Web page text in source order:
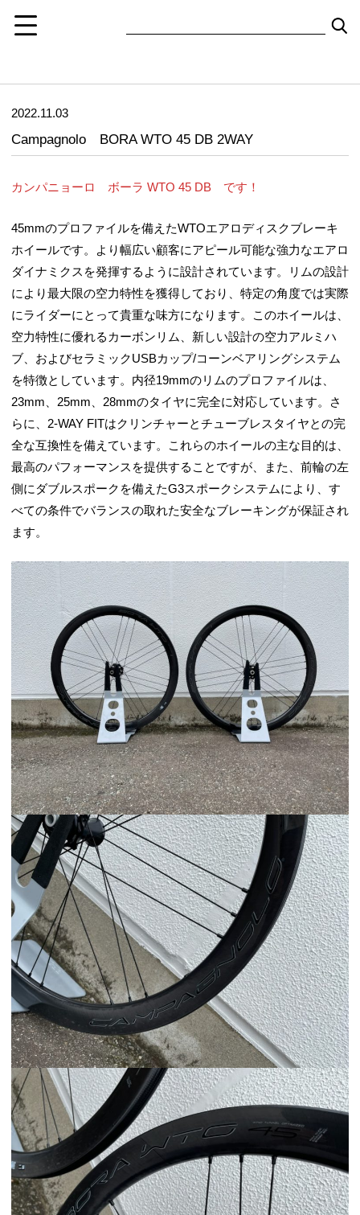
2022.11.03
Campagnolo BORA WTO 45 DB 2WAY
カンパニョーロ ボーラ WTO 45 DB です！
45mmのプロファイルを備えたWTOエアロディスクブレーキ
ホイールです。より幅広い顧客にアピール可能な強力なエアロ
ダイナミクスを発揮するように設計されています。リムの設計
により最大限の空力特性を獲得しており、特定の角度では実際
にライダーにとって貴重な味方になります。このホイールは、
空力特性に優れるカーボンリム、新しい設計の空力アルミハ
ブ、およびセラミックUSBカップ/コーンベアリングシステム
を特徴としています。内径19mmのリムのプロファイルは、
23mm、25mm、28mmのタイヤに完全に対応しています。さ
らに、2-WAY FITはクリンチャーとチューブレスタイヤとの完
全な互換性を備えています。これらのホイールの主な目的は、
最高のパフォーマンスを提供することですが、また、前輪の左
側にダブルスポークを備えたG3スポークシステムにより、す
べての条件でバランスの取れた安全なブレーキングが保証され
ます。